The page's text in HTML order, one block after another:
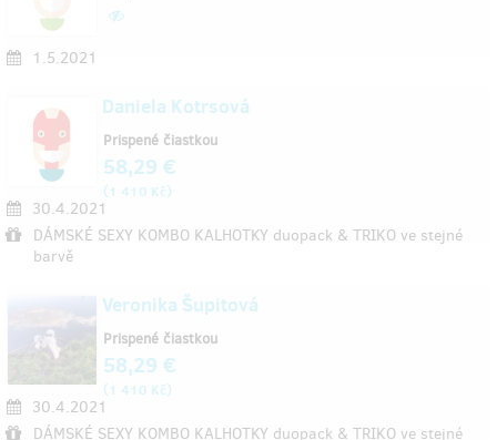
1.5.2021
Daniela Kotrsová
30.4.2021
DÁMSKÉ SEXY KOMBO KALHOTKY duopack & TRIKO ve stejné
barvě
Prispené čiastkou
58,29 €
(1 410 Kč)
Veronika Šupitová
30.4.2021
DÁMSKÉ SEXY KOMBO KALHOTKY duopack & TRIKO ve stejné
Prispené čiastkou
58,29 €
(1 410 Kč)